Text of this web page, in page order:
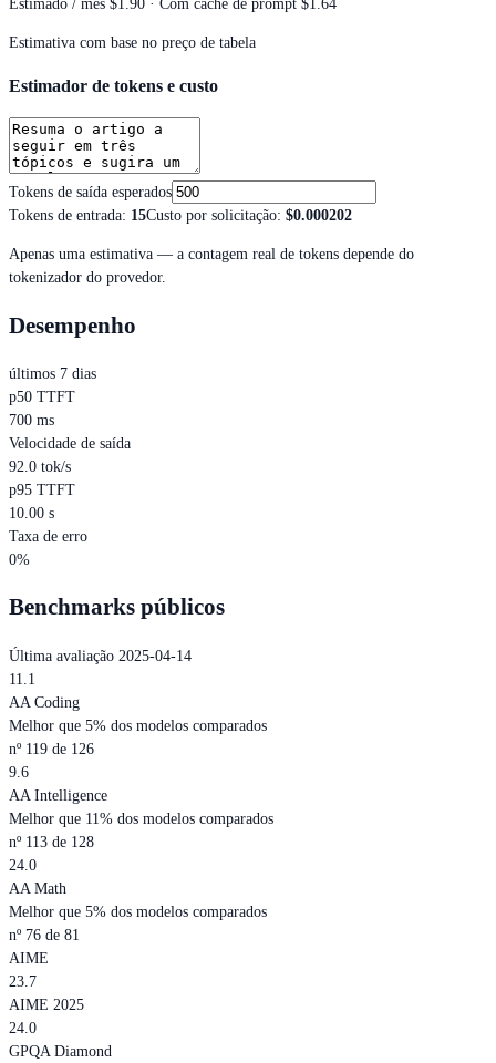
Estimado / mês $1.90 · Com cache de prompt $1.64
Estimativa com base no preço de tabela
Estimador de tokens e custo
Tokens de saída esperados
Tokens de entrada: 15Custo por solicitação: $0.000202
Apenas uma estimativa — a contagem real de tokens depende do
tokenizador do provedor.
Desempenho
últimos 7 dias
p50 TTFT
700 ms
Velocidade de saída
92.0 tok/s
p95 TTFT
10.00 s
Taxa de erro
0%
Benchmarks públicos
Última avaliação 2025-04-14
11.1
AA Coding
Melhor que 5% dos modelos comparados
nº 119 de 126
9.6
AA Intelligence
Melhor que 11% dos modelos comparados
nº 113 de 128
24.0
AA Math
Melhor que 5% dos modelos comparados
nº 76 de 81
AIME
23.7
AIME 2025
24.0
GPQA Diamond